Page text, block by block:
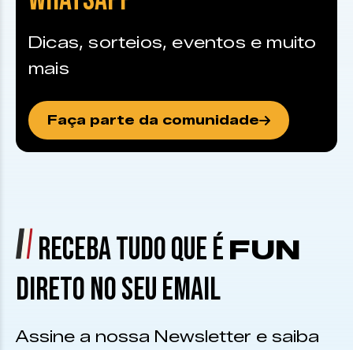
Dicas, sorteios, eventos e muito
mais
Faça parte da comunidade
RECEBA TUDO QUE É FUN
DIRETO NO SEU EMAIL
Assine a nossa Newsletter e saiba